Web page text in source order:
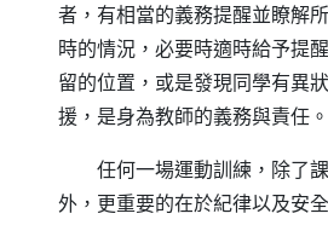
者，有相當的義務提醒並瞭解
時的情況，必要時適時給予提
留的位置，或是發現同學有異
援，是身為教師的義務與責任。
任何一場運動訓練，除了課
外，更重要的在於紀律以及安